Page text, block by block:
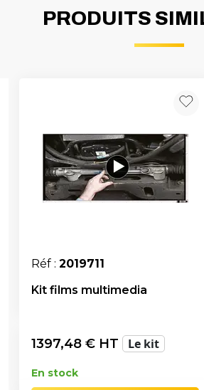
PRODUITS
Réf : 2019711
Kit films multimedia
1397,48 € HT Le kit
En stock